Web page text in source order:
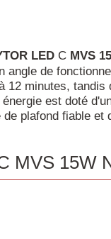
LED C MVS
de
12 minutes,
est doté
plafond fiable et
MVS 15W